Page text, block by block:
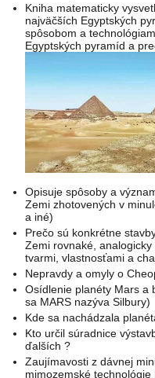
Kniha matematicky
najväčších Egyptských
spôsobom a
Egyptských pyramíd a
Opisuje spôsoby a
Zemi zhotovených v
a iné)
Prečo sú konkrétne
Zemi rovnaké,
tvarmi, vlastnosťami a
Nepravdy a omyly o
Osídlenie planéty Mars a
sa MARS nazýva Silbury)
Kde sa nachádzala
Kto určil súradnice
ďalších ?
Zaujímavosti z dávnej
mimozemské